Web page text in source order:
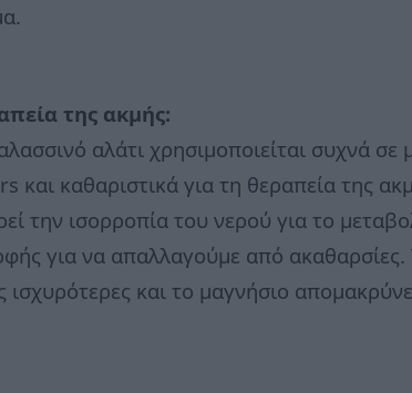
της ακμής:
αλάτι χρησιμοποιείται συχνά σε
και καθαριστικά για τη θεραπεία της
την ισορροπία του νερού για το
για να απαλλαγούμε από ακαθαρσίες.
και το μαγνήσιο